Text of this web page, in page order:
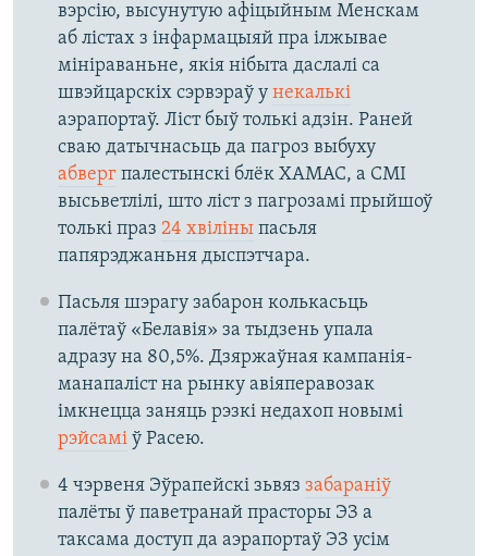
вэрсію, высунутую афіцыйным Менскам
аб лістах з інфармацыяй пра ілжывае
мініраваньне, якія нібыта даслалі са
швэйцарскіх сэрвэраў у некалькі
аэрапортаў. Ліст быў толькі адзін. Раней
сваю датычнасьць да пагроз выбуху
абвергпалестынскі блёк ХАМАС, а СМІ
высьветлілі, што ліст з пагрозамі прыйшоў
толькі праз 24 хвіліныпасьля
папярэджаньня дыспэтчара.
Пасьля шэрагу забарон колькасьць
палётаў «Белавія» за тыдзень упала
адразу на 80,5%. Дзяржаўная кампанія-
манапаліст на рынку авіяперавозак
імкнецца заняць рэзкі недахоп новымі
рэйсаміў Расею.
4 чэрвеня Эўрапейскі зьвяз забараніў
палёты ў паветранай прасторы ЭЗ а
таксама доступ да аэрапортаў ЭЗ усім